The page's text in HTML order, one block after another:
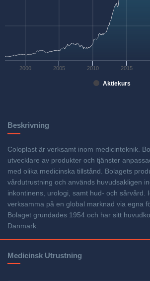
Aktiekurs
2000 2005 2010 2015
Beskrivning
Coloplast är verksamt inom medicinteknik.
utvecklare av produkter och tjänster
med olika medicinska tillstånd. Bolagets
vårdutrustning och används huvudsakligen
inkontinens, urologi, samt hud- och sårvård.
verksamma på en global marknad via egna
Bolaget grundades 1954 och har sitt
Danmark.
Medicinsk Utrustning